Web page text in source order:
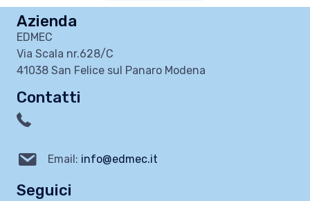
Azienda
EDMEC
Via Scala nr.628/C
41038 San Felice sul Panaro Modena
Contatti
Email: info@edmec.it
Seguici